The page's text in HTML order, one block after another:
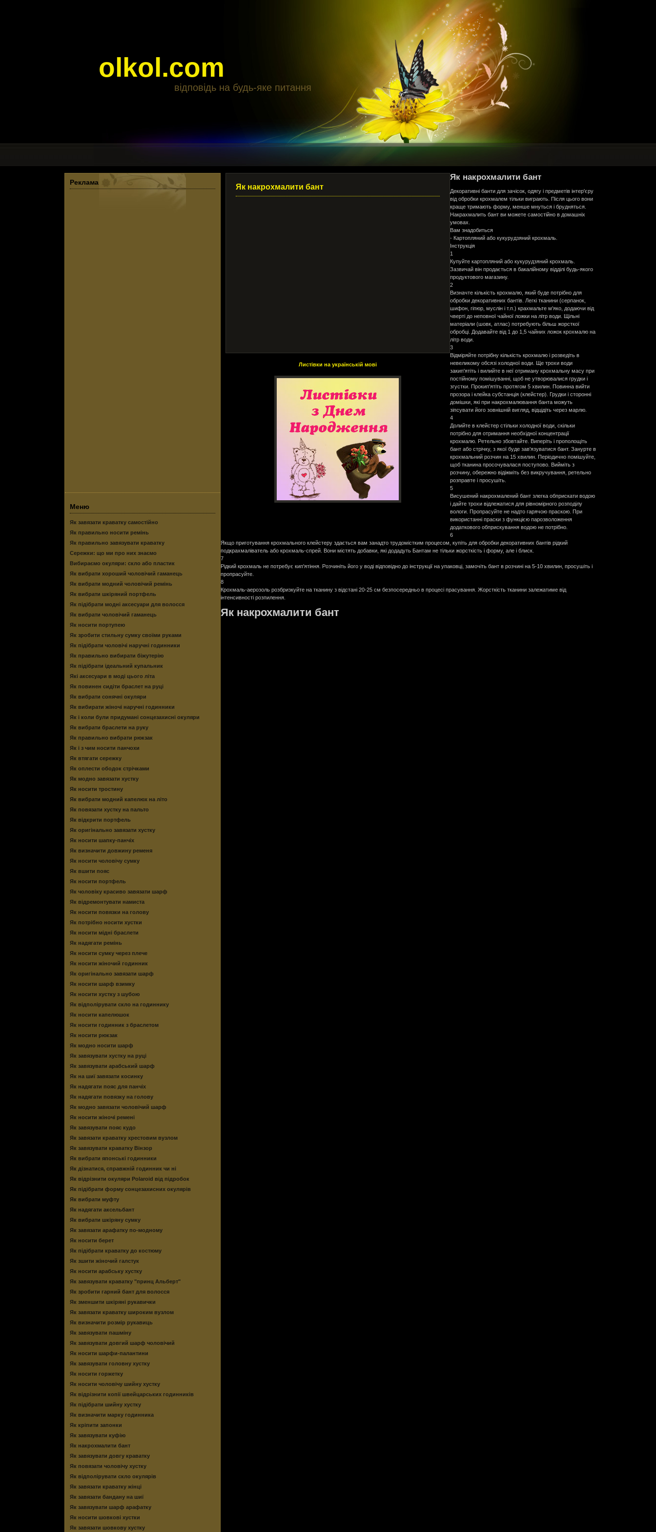
olkol.com
відповідь на будь-яке питання
Реклама
Меню
Як завязати краватку самостійно
Як правильно носити ремінь
Як правильно завязувати краватку
Сережки: що ми про них знаємо
Вибираємо окуляри: скло або пластик
Як вибрати хороший чоловічий гаманець
Як вибрати модний чоловічий ремінь
Як вибрати шкіряний портфель
Як підібрати модні аксесуари для волосся
Як вибрати чоловічий гаманець
Як носити портупею
Як зробити стильну сумку своїми руками
Як підібрати чоловічі наручні годинники
Як правильно вибирати біжутерію
Як підібрати ідеальний купальник
Які аксесуари в моді цього літа
Як повинен сидіти браслет на руці
Як вибрати сонячні окуляри
Як вибирати жіночі наручні годинники
Як і коли були придумані сонцезахисні окуляри
Як вибрати браслети на руку
Як правильно вибрати рюкзак
Як і з чим носити панчохи
Як втягати сережку
Як оплести ободок стрічками
Як модно завязати хустку
Як носити тростину
Як вибрати модний капелюх на літо
Як повязати хустку на пальто
Як відкрити портфель
Як оригінально завязати хустку
Як носити шапку-панчіх
Як визначити довжину ременя
Як носити чоловічу сумку
Як вшити пояс
Як носити портфель
Як чоловіку красиво завязати шарф
Як відремонтувати намиста
Як носити повязки на голову
Як потрібно носити хустки
Як носити мідні браслети
Як надягати ремінь
Як носити сумку через плече
Як носити жіночий годинник
Як оригінально завязати шарф
Як носити шарф взимку
Як носити хустку з шубою
Як відполірувати скло на годиннику
Як носити капелюшок
Як носити годинник з браслетом
Як носити рюкзак
Як модно носити шарф
Як завязувати хустку на руці
Як завязувати арабський шарф
Як на шиї завязати косинку
Як надягати пояс для панчіх
Як надягати повязку на голову
Як модно завязати чоловічий шарф
Як носити жіночі ремені
Як завязувати пояс кудо
Як завязати краватку хрестовим вузлом
Як завязувати краватку Вінзор
Як вибрати японські годинники
Як дізнатися, справжній годинник чи ні
Як відрізнити окуляри Polaroid від підробок
Як підібрати форму сонцезахисних окулярів
Як вибрати муфту
Як надягати аксельбант
Як вибрати шкіряну сумку
Як завязати арафатку по-модному
Як носити берет
Як підібрати краватку до костюму
Як зшити жіночий галстук
Як носити арабську хустку
Як завязувати краватку "принц Альберт"
Як зробити гарний бант для волосся
Як зменшити шкіряні рукавички
Як завязати краватку широким вузлом
Як визначити розмір рукавиць
Як завязувати пашміну
Як завязувати довгий шарф чоловічий
Як носити шарфи-палантини
Як завязувати головну хустку
Як носити горжетку
Як носити чоловічу шийну хустку
Як відрізнити копії швейцарських годинників
Як підібрати шийну хустку
Як визначити марку годинника
Як кріпити запонки
Як завязувати куфію
Як накрохмалити бант
Як завязувати довгу краватку
Як повязати чоловічу хустку
Як відполірувати скло окулярів
Як завязати краватку жінці
Як завязати бандану на шиї
Як завязувати шарф арафатку
Як носити шовкові хустки
Як завязати шовкову хустку
Як накрохмалити бант
Листівки на українській мові
Як накрохмалити бант
Декоративні банти для зачісок, одягу і предметів інтер'єру
від обробки крохмалем тільки виграють. Після цього вони
краще тримають форму, менше мнуться і брудняться.
Накрахмалить бант ви можете самостійно в домашніх
умовах.
Вам знадобиться
- Картопляний або кукурудзяний крохмаль.
Інструкція
1
Купуйте картопляний або кукурудзяний крохмаль.
Зазвичай він продається в бакалійному відділі будь-якого
продуктового магазину.
2
Визначте кількість крохмалю, який буде потрібно для
обробки декоративних бантів. Легкі тканини (серпанок,
шифон, гіпюр, муслін і т.п.) крахмальте м'яко, додаючи від
чверті до неповної чайної ложки на літр води. Щільні
матеріали (шовк, атлас) потребують більш жорсткої
обробці. Додавайте від 1 до 1,5 чайних ложок крохмалю на
літр води.
3
Відміряйте потрібну кількість крохмалю і розведіть в
невеликому обсязі холодної води. Ще трохи води
закип'ятіть і вилийте в неї отриману крохмальну масу при
постійному помішуванні, щоб не утворювалися грудки і
згустки. Прокип'ятіть протягом 5 хвилин. Повинна вийти
прозора і клейка субстанція (клейстер). Грудки і сторонні
домішки, які при накрохмалювання банта можуть
зіпсувати його зовнішній вигляд, відцідіть через марлю.
4
Долийте в клейстер стільки холодної води, скільки
потрібно для отримання необхідної концентрації
крохмалю. Ретельно збовтайте. Виперіть і прополощіть
бант або стрічку, з якої буде зав'язуватися бант. Занурте в
крохмальний розчин на 15 хвилин. Періодично помішуйте,
щоб тканина просочувалася поступово. Вийміть з
розчину, обережно відіжміть без викручування, ретельно
розправте і просушіть.
5
Висушений накрохмалений бант злегка обприскати водою
і дайте трохи відлежатися для рівномірного розподілу
вологи. Пропрасуйте не надто гарячою праскою. При
використанні праски з функцією парозволоження
додаткового обприскування водою не потрібно.
6
Якщо приготування крохмального клейстеру здається вам занадто трудомістким процесом, купіть для обробки декоративних бантів рідкий
подкрахмаліватель або крохмаль-спрей. Вони містять добавки, які додадуть Бантам не тільки жорсткість і форму, але і блиск.
7
Рідкий крохмаль не потребує кип'ятіння. Розчиніть його у воді відповідно до інструкції на упаковці, замочіть бант в розчині на 5-10 хвилин, просушіть і
пропрасуйте.
8
Крохмаль-аерозоль розбризкуйте на тканину з відстані 20-25 см безпосередньо в процесі прасування. Жорсткість тканини залежатиме від
інтенсивності розпилення.
Як накрохмалити бант